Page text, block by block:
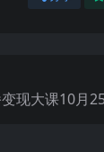
现大课10月